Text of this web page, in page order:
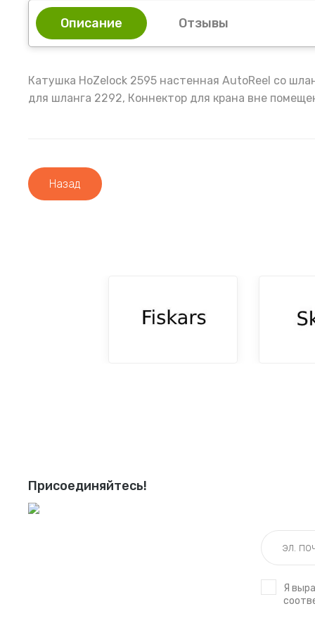
Описание Отзывы
Катушка HoZelock 2595 настенная AutoReel со
для шланга 2292, Коннектор для крана вне
Назад
Присоединяйтесь!
Я